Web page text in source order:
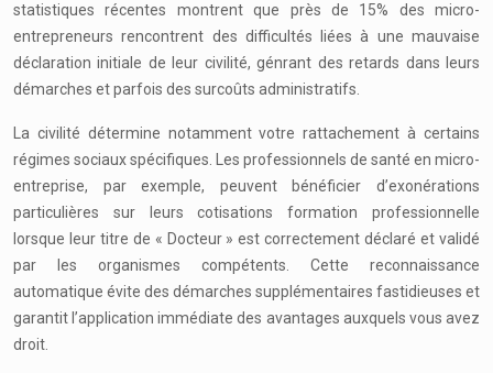
statistiques récentes montrent que près de 15% des micro-
entrepreneurs rencontrent des difficultés liées à une mauvaise
déclaration initiale de leur civilité, génrant des retards dans leurs
démarches et parfois des surcoûts administratifs.
La civilité détermine notamment votre rattachement à certains
régimes sociaux spécifiques. Les professionnels de santé en micro-
entreprise, par exemple, peuvent bénéficier d’exonérations
particulières sur leurs cotisations formation professionnelle
lorsque leur titre de « Docteur » est correctement déclaré et validé
par les organismes compétents. Cette reconnaissance
automatique évite des démarches supplémentaires fastidieuses et
garantit l’application immédiate des avantages auxquels vous avez
droit.